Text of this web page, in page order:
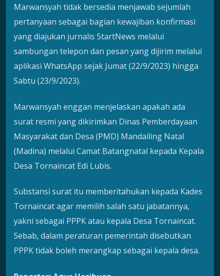
Marwansyah tidak bersedia menjawab sejumlah
pertanyaan sebagai bagian kewajiban konfirmasi
yang diajukan jurnalis StartNews melalui
sambungan telepon dan pesan yang dijirim melalui
aplikasi WhatsApp sejak Jumat (22/9/2023) hingga
Sabtu (23/9/2023).
Marwansyah enggan menjelaskan apakah ada
surat resmi yang dikirimkan Dinas Pemberdayaan
Masyarakat dan Desa (PMD) Mandailing Natal
(Madina) melalui Camat Batangnatal kepada Kepala
Desa Tornaincat Edi Lubis.
Substansi surat itu memberitahukan kepada Kades
Tornaincat agar memilih salah satu jabatannya,
yakni sebagai PPPK atau kepala Desa Tornaincat.
Sebab, dalam peraturan pemerintah disebutkan
PPPK tidak boleh merangkap sebagai kepala desa.